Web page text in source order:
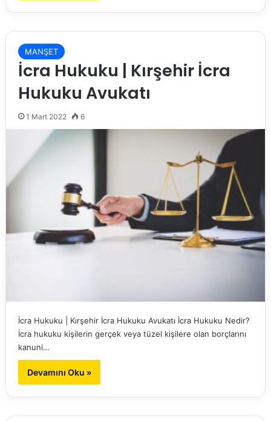
MANŞET
İcra Hukuku | Kırşehir İcra
Hukuku Avukatı
1 Mart 2022 6
İcra Hukuku | Kırşehir İcra Hukuku Avukatı İcra Hukuku Nedir?
İcra hukuku kişilerin gerçek veya tüzel kişilere olan borçlarını
kanuni…
Devamını Oku »